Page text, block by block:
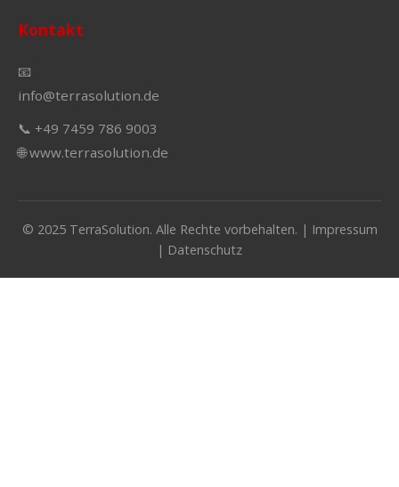
Kontakt
📧
info@terrasolution.de
📞 +49 7459 786 9003
🌐 www.terrasolution.de
© 2025 TerraSolution. Alle Rechte vorbehalten. | Impressum
| Datenschutz